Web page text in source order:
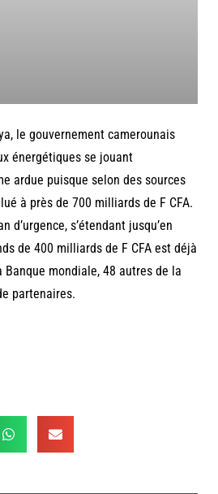
le gouvernement camerounais
énergétiques se jouant
ardue puisque selon des sources
à près de 700 milliards de F CFA.
s’étendant jusqu’en
de 400 milliards de F CFA est déjà
mondiale, 48 autres de la
partenaires.